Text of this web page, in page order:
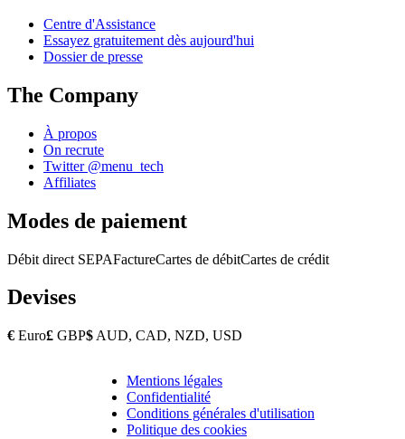
Centre d'Assistance
Essayez gratuitement dès aujourd'hui
Dossier de presse
The Company
À propos
On recrute
Twitter @menu_tech
Affiliates
Modes de paiement
Débit direct SEPAFactureCartes de débitCartes de crédit
Devises
€ Euro£ GBP$ AUD, CAD, NZD, USD
Copyright
Footer
Mentions légales
Confidentialité
Conditions générales d'utilisation
Politique des cookies